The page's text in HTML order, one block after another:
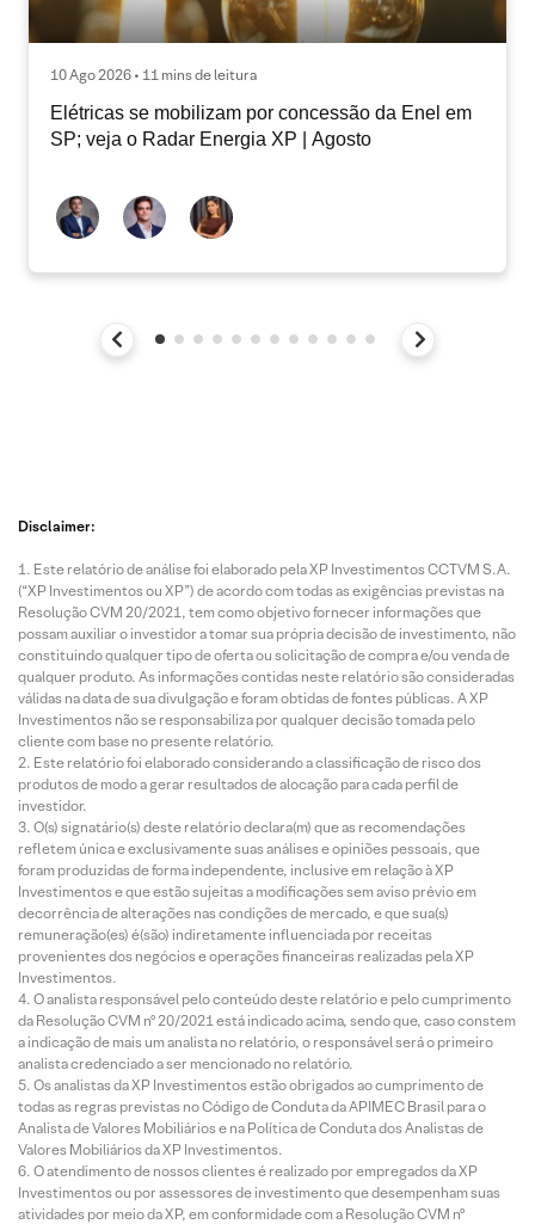
10 Ago 2026 • 11 mins de leitura
Elétricas se mobilizam por concessão da Enel em
SP; veja o Radar Energia XP | Agosto
Disclaimer:
Este relatório de análise foi elaborado pela XP Investimentos CCTVM S.A.
(“XP Investimentos ou XP”) de acordo com todas as exigências previstas na
Resolução CVM 20/2021, tem como objetivo fornecer informações que
possam auxiliar o investidor a tomar sua própria decisão de investimento, não
constituindo qualquer tipo de oferta ou solicitação de compra e/ou venda de
qualquer produto. As informações contidas neste relatório são consideradas
válidas na data de sua divulgação e foram obtidas de fontes públicas. A XP
Investimentos não se responsabiliza por qualquer decisão tomada pelo
cliente com base no presente relatório.
Este relatório foi elaborado considerando a classificação de risco dos
produtos de modo a gerar resultados de alocação para cada perfil de
investidor.
O(s) signatário(s) deste relatório declara(m) que as recomendações
refletem única e exclusivamente suas análises e opiniões pessoais, que
foram produzidas de forma independente, inclusive em relação à XP
Investimentos e que estão sujeitas a modificações sem aviso prévio em
decorrência de alterações nas condições de mercado, e que sua(s)
remuneração(es) é(são) indiretamente influenciada por receitas
provenientes dos negócios e operações financeiras realizadas pela XP
Investimentos.
O analista responsável pelo conteúdo deste relatório e pelo cumprimento
da Resolução CVM nº 20/2021 está indicado acima, sendo que, caso constem
a indicação de mais um analista no relatório, o responsável será o primeiro
analista credenciado a ser mencionado no relatório.
Os analistas da XP Investimentos estão obrigados ao cumprimento de
todas as regras previstas no Código de Conduta da APIMEC Brasil para o
Analista de Valores Mobiliários e na Política de Conduta dos Analistas de
Valores Mobiliários da XP Investimentos.
O atendimento de nossos clientes é realizado por empregados da XP
Investimentos ou por assessores de investimento que desempenham suas
atividades por meio da XP, em conformidade com a Resolução CVM nº